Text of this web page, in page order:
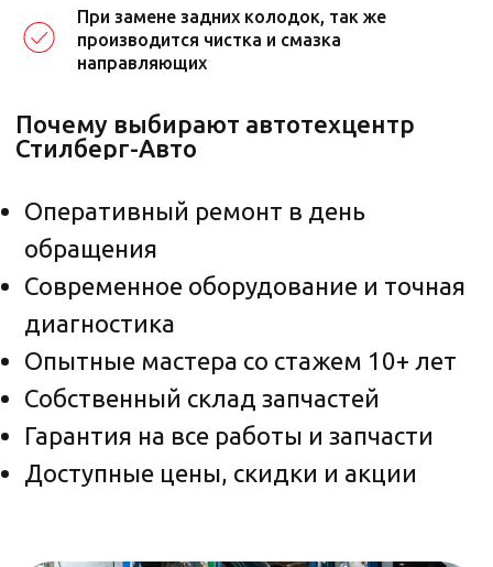
При замене задних колодок, так же
производится чистка и смазка
направляющих
Замена тормозных колодок
с гарантией в Москве и области
Отзывы об автосервисе